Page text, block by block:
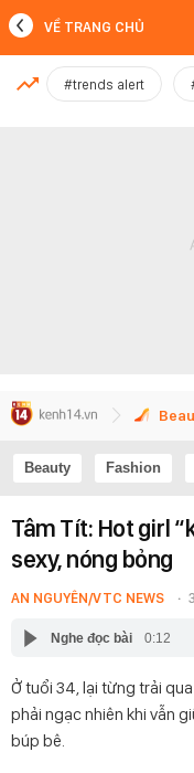
MỚI NHẤT
VỀ TRANG CHỦ
#trends alert
Beauty Fashion
Tâm Tít: Hot girl
sexy, nóng bỏng
AN NGUYÊN/VTC NEWS
Nghe đọc bài 0:12
Ở tuổi 34, lại từng trải
phải ngạc nhiên khi vẫn
búp bê.